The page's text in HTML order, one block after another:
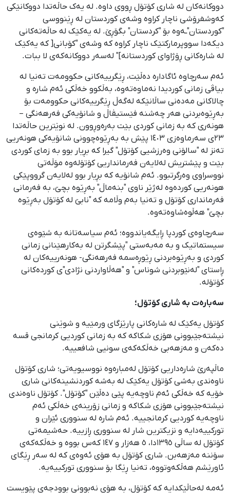
دووکانەکان لە شاری کۆتۆل ڕووی داوە. لە یەک حاڵەتدا دووکانێکی
کەوشفرۆشی ناچار کراوە وشەی کوردستان لە ڕێنووسی
"کوردستان"ـەوە بۆ "کردستان" بگۆڕێ. لە یەکێک لە حاڵەتەکانی
دیکەدا سووپرمارکتێک ناچار کراوە کە وشەی "کۆبانی[ کە یەکێک
لە شارەکانی ڕۆژاوای کوردستانە]" لەسەر دووکانەکەی لا ببات.
ئەم سەرچاوە ئاگادارە دەڵێت، ڕێگرییەکانی حکوومەت تەنیا لە
بیاڤی زمانی کوردیدا نەماوەتەوە، بەڵکوو خەڵکی ئەم شارە و
چالاکانی مەدەنی ساڵانێکە لەگەڵ ڕێگرییەکانی حکوومەت بۆ
بەڕێوەبردنی هەر چەشنە فێستیڤاڵ و شانۆیەکی فەرهەنگی –
هونەری کە بە زمانی کوردی بێت بەرەوڕوون. لە نوێترین حاڵەتدا
٢٣ی سەرماوەزی ١٤٠٣ پێش بە بەڕێوەچوونی شانۆیەکی هونەریی
تەنز لە "سالۆنی وەرزشیی کۆتۆل" گیرا کە بڕیار بوو بە زمای کوردی
بێت و پێشتریش لەلایەن فەرمانداریی کۆتۆلەوە مۆڵەتی
نووسراوی وەرگرتبوو. ئەم شانۆیە کە بڕیار بوو لەلایەن گرووپێکی
هونەریی کوردەوە لەژێر ناوی "بنەماڵ" بەڕێوە بچێ، بە فەرمانی
فەرمانداری کۆتۆل و تەنیا بەم وڵامە کە "نابێ لە کۆتۆل بەڕێوە
بچێ" هەڵوەشاوەتەوە.
سەرچاوەی کوردپا ڕایگەیاندووە؛ ئەم سیاسەتانە بە شێوەی
سیستماتیک و بە مەبەستی "پێشگرتن لە بەکارهێنانی زمانی
کوردی و بەڕێوەبردنی ڕێوڕەسمە فەرهەنگی- هونەرییەکان لە
ڕاستای "لەنێوبردنی شوناس" و "هەڵاواردنی نژادی"ی کوردەکانی
کۆتۆلە.
سەبارەت بە شاری کۆتۆل؛
کۆتۆل یەکێک لە شارەکانی پارێزگای ورمێیە و شوێنی
نیشتەجێبوونی هۆزی شکاکە کە بە زمانی کوردیی کرمانجی قسە
دەکەن و مەزهەبی خەڵکەکەی سونیی شافعییە.
ماڵپەرێ شارەداریی کۆتۆل لەمبارەوە نووسیویەتی؛ شاری کۆتۆل
ناوەندی بەشی کۆتۆل یەکێک لە بەشە کوردنشینەکانی شاری
خۆیە کە خەڵکی ئەم ناوچەیە پێی دەڵێن "کۆتۆل". کۆتۆل ناوەندی
نیشتەجێبوونی هۆزی شکاکە و زمانی زۆرینەی خەڵکی ئەم
ناوچەیە کوردیی کرمانجییە. ئەم شارە لە سنووری ئێران و
تورکییەدایە و نزیکترین شار لە سنووری ڕازییە. حەشیمەتی
کۆتۆل لە ساڵی ١٣٩٥دا، ٥ هەزار و ١٤٧ کەس بووە و خەڵکەکەی
سۆننە مەزهەبن. شاری کۆتۆل بە هۆی ئەوەی کە لە سەر ڕێگای
ئاورێشم هەڵکەوتووە، تەنیا ڕێگا بۆ سنووری تورکییەیە.
ئەمە لەحاڵێکدایە کە کۆتۆل، بە هۆی نەبوونی بوودجەی پێویست